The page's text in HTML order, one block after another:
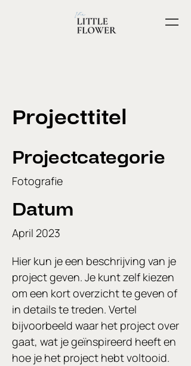
Projecttitel
Projectcategorie
Fotografie
Datum
April 2023
Hier kun je een beschrijving van je
project geven. Je kunt zelf kiezen
om een kort overzicht te geven of
in details te treden. Vertel
bijvoorbeeld waar het project over
gaat, wat je geïnspireerd heeft en
hoe je het project hebt voltooid.